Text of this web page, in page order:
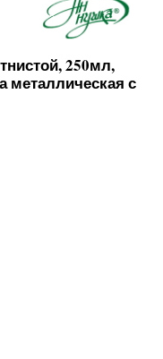
250мл,
металлическая с